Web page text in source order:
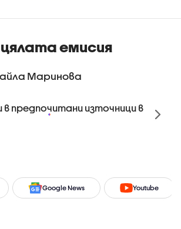
емисия
Маринова
в предпочитани източници в
Google News Youtube